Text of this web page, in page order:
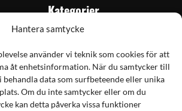
Hantera samtycke
använder vi teknik som cookies för att
åt enhetsinformation. När du samtycker till
behandla data som surfbeteende eller unika
Om du inte samtycker eller om du
kan detta påverka vissa funktioner
Kategorier
Skytte
Jakt & fiske
Handladdning
Optik